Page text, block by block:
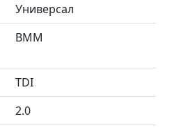
Универсал
BMM
TDI
2.0